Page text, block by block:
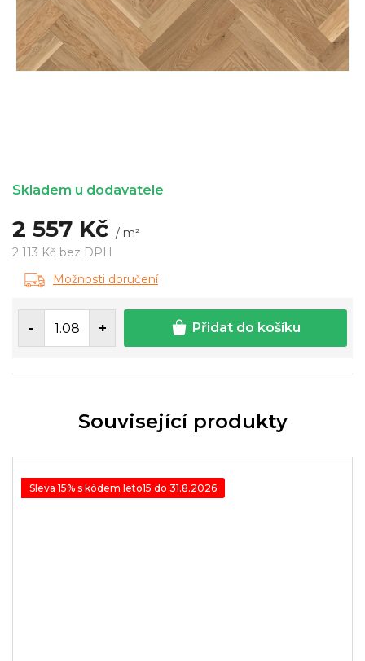
2 557 Kč / m²
2 113 Kč bez DPH
Měrná
cena:
Skladem u dodavatele
Možnosti doručení
Přidat do košíku
Související produkty
Sleva 15% s kódem leto15 do 31.8.2026